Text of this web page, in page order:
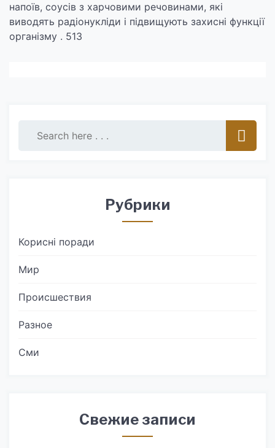
напоїв, соусів з харчовими речовинами, які
виводять радіонукліди і підвищують захисні функції
організму . 513
Рубрики
Корисні поради
Мир
Происшествия
Разное
Сми
Свежие записи